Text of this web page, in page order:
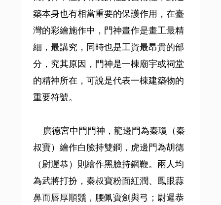
築本身也有相當重要的保護作用，在臺
灣的彩繪施作中，門神畫作是畫工最精
細，最講究，同時也是工資最昂貴的部
分，究其原因，門神是一棟廟宇或祠堂
的精神所在，可說是代表一棟建築物的
重要符號。
廣德宮中門門神，龍邊門為秦瓊（秦
叔寶）繪作白臉持雙鐧，虎邊門為胡德
（尉遲恭）則繪作黑臉持鋼鞭。兩人均
為武將打扮，秦叔寶粉面紅潤、鳳眼蒜
鼻而唇厚順鬚，腰佩寶劍與弓；尉遲恭